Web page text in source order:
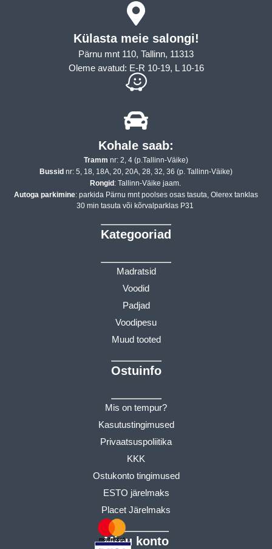
Külasta meie salongi!
Pärnu mnt 110, Tallinn, 11313
Oleme avatud: E-R 10-19, L 10-16
Kohale saab:
Tramm nr: 2, 4 (p.Tallinn-Väike)
Bussid nr: 5, 18, 18A, 20, 20A, 28, 32, 36 (p. Tallinn-Väike)
Rongid: Tallinn-Väike jaam.
Autoga parkimine: parkida Pärnu mnt poolses osas tasuta, Olerex tanklas
30 min tasuta või kõrvalparklas P31
Kategooriad
Madratsid
Voodid
Padjad
Voodipesu
Muud tooted
Ostuinfo
Mis on tempur?
Kasutustingimused
Privaatsuspoliitika
KKK
Ostukonto tingimused
ESTO järelmaks
Placet Järelmaks
Minu konto